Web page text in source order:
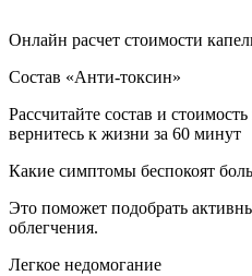
Онлайн расчет стоимости
Состав «Анти-токсин»
Рассчитайте состав и
вернитесь к жизни за 60 минут
Какие симптомы беспокоят
Это поможет подобрать
облегчения.
Легкое недомогание